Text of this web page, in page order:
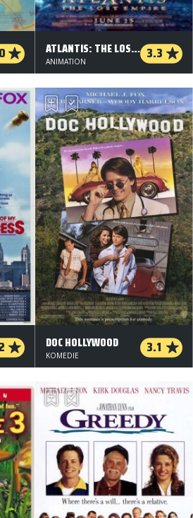
ATLANTIS: THE LOST EMPIRE 3.3
ANIMATION
DOC HOLLYWOOD 3.1
KOMEDIE